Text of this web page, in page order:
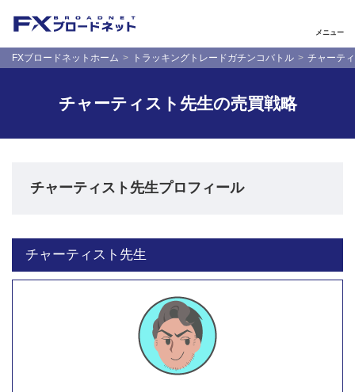
メニュー
FXブロードネットホーム トラッキングトレードガチンコバトル チャーテ
チャーティスト先生の売買戦略
チャーティスト先生プロフィール
チャーティスト先生